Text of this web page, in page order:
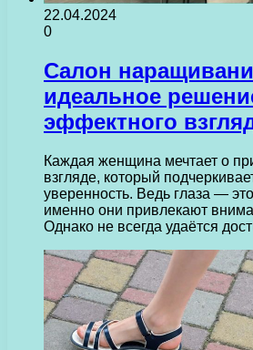
22.04.2024
0
Салон
идеальное
эффектного
Каждая женщина мечтает о
взгляде, который
уверенность. Ведь глаза —
именно они привлекают
Однако не всегда удаётся